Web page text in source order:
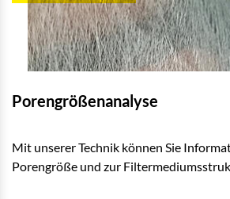
Porengrößenanalyse
Mit unserer Technik können Sie
Porengröße und zur